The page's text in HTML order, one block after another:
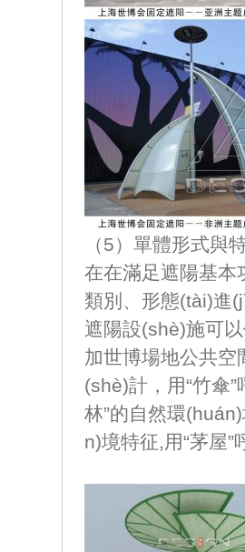
（5）單體形式與
在在滿足遮陽基本
類別、形態
遮陽設(shè)施可
加世博場地公共空
(shè)計，用“竹
林”的自然環(huán)
n)境特征,用“茅屋